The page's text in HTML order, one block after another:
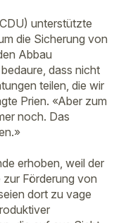
unterstützte
die Sicherung von
Abbau
dass nicht
teilen, die wir
Prien. «Aber zum
noch. Das
erhoben, weil der
Förderung von
dort zu vage